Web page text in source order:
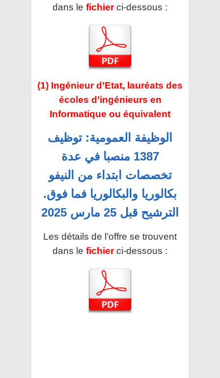
dans le fichier ci-dessous :
(1) Ingénieur d’Etat, lauréats des
écoles d’ingénieurs en
Informatique ou équivalent
الوظيفة العمومية: توظيف
1387 منصبا في عدة
تخصصات ابتداء من النيفو
بكالوريا والبكالوريا فما فوق.
الترشيح قبل 25 مارس 2025
Les détails de l’offre se trouvent
dans le fichier ci-dessous :